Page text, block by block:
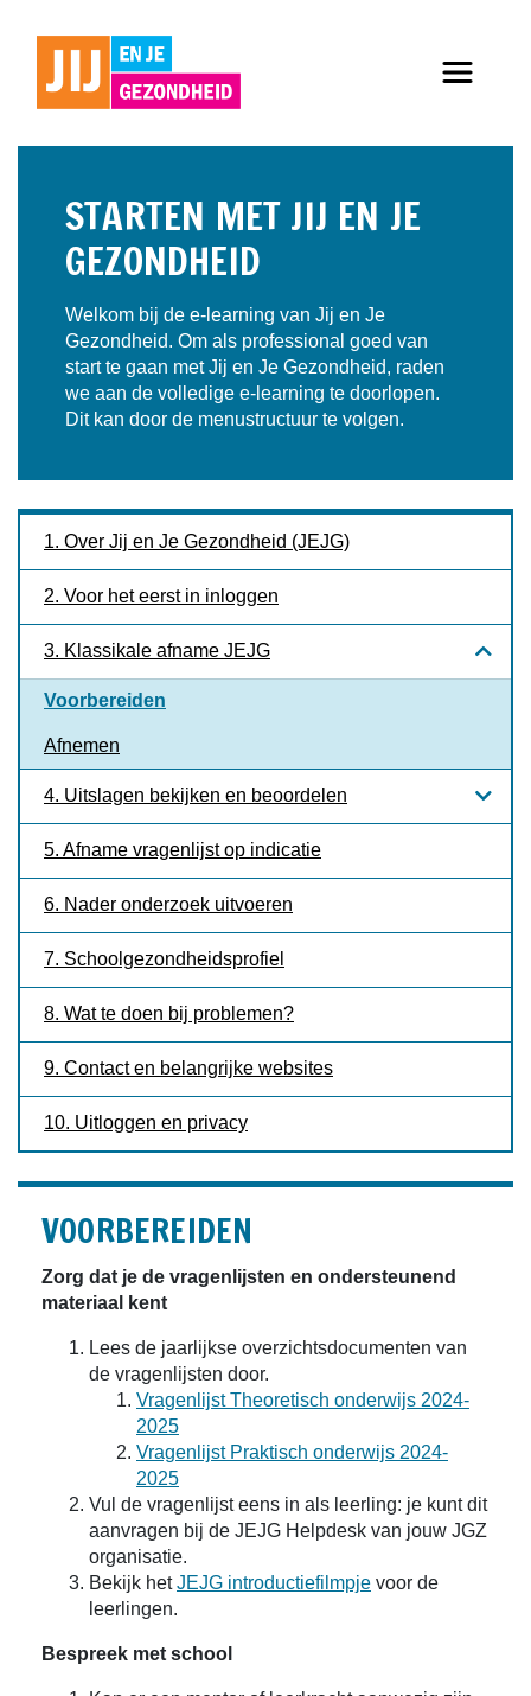
STARTEN MET JIJ EN JE
GEZONDHEID
Welkom bij de e-learning van Jij en Je
Gezondheid. Om als professional goed van
start te gaan met Jij en Je Gezondheid, raden
we aan de volledige e-learning te doorlopen.
Dit kan door de menustructuur te volgen.
1. Over Jij en Je Gezondheid (JEJG)
2. Voor het eerst in inloggen
3. Klassikale afname JEJG
Voorbereiden
Afnemen
4. Uitslagen bekijken en beoordelen
5. Afname vragenlijst op indicatie
6. Nader onderzoek uitvoeren
7. Schoolgezondheidsprofiel
8. Wat te doen bij problemen?
9. Contact en belangrijke websites
10. Uitloggen en privacy
VOORBEREIDEN
Zorg dat je de vragenlijsten en ondersteunend
materiaal kent
Lees de jaarlijkse overzichtsdocumenten van
de vragenlijsten door.
Vragenlijst Theoretisch onderwijs 2024-
2025
Vragenlijst Praktisch onderwijs 2024-
2025
Vul de vragenlijst eens in als leerling: je kunt dit
aanvragen bij de JEJG Helpdesk van jouw JGZ
organisatie.
Bekijk hetJEJG introductiefilmpje voor de
leerlingen.
Bespreek met school